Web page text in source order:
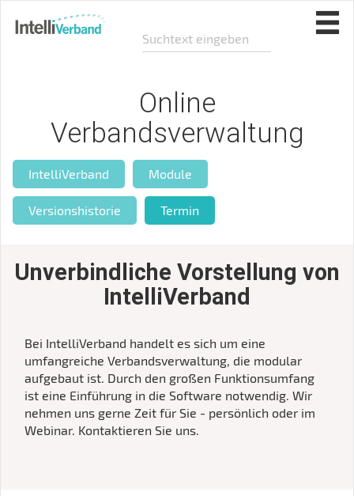
Online
Verbandsverwaltung
IntelliVerband Module
Versionshistorie Termin
Unverbindliche Vorstellung von
IntelliVerband
Bei IntelliVerband handelt es sich um eine
umfangreiche Verbandsverwaltung, die modular
aufgebaut ist. Durch den großen Funktionsumfang
ist eine Einführung in die Software notwendig. Wir
nehmen uns gerne Zeit für Sie - persönlich oder im
Webinar. Kontaktieren Sie uns.